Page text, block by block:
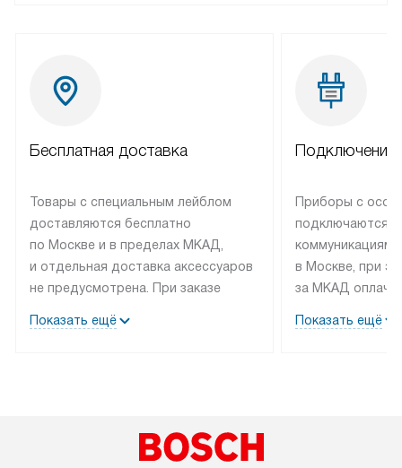
Бесплатная доставка
Товары с специальным лейблом
доставляются бесплатно
по Москве и в пределах МКАД,
и отдельная доставка аксессуаров
не предусмотрена. При заказе
рекомендуем обсудить
в течение трех дней. Если вам
интересен товар «Под заказ»,
Показать ещё
Подключение
Приборы с
подключаются к
коммуникациям
в Москве, при
за МКАД
партнера
Показать ещё